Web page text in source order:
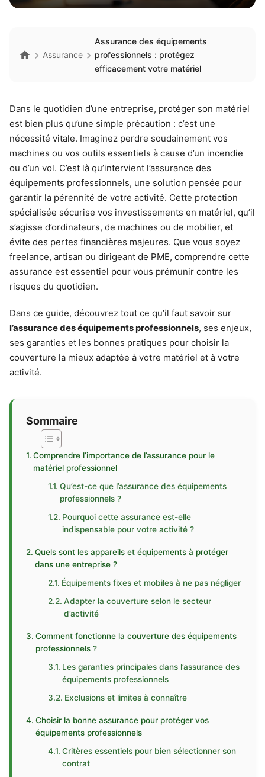
Assurance
Assurance des équipements
professionnels : protégez
efficacement votre matériel
Dans le quotidien d’une entreprise, protéger son matériel
est bien plus qu’une simple précaution : c’est une
nécessité vitale. Imaginez perdre soudainement vos
machines ou vos outils essentiels à cause d’un incendie
ou d’un vol. C’est là qu’intervient l’assurance des
équipements professionnels, une solution pensée pour
garantir la pérennité de votre activité. Cette protection
spécialisée sécurise vos investissements en matériel, qu’il
s’agisse d’ordinateurs, de machines ou de mobilier, et
évite des pertes financières majeures. Que vous soyez
freelance, artisan ou dirigeant de PME, comprendre cette
assurance est essentiel pour vous prémunir contre les
risques du quotidien.
Dans ce guide, découvrez tout ce qu’il faut savoir sur
l’assurance des équipements professionnels, ses enjeux,
ses garanties et les bonnes pratiques pour choisir la
couverture la mieux adaptée à votre matériel et à votre
activité.
Sommaire
Comprendre l’importance de l’assurance pour le
matériel professionnel
Qu’est-ce que l’assurance des équipements
professionnels ?
Pourquoi cette assurance est-elle
indispensable pour votre activité ?
Quels sont les appareils et équipements à protéger
dans une entreprise ?
Équipements fixes et mobiles à ne pas négliger
Adapter la couverture selon le secteur
d’activité
Comment fonctionne la couverture des équipements
professionnels ?
Les garanties principales dans l’assurance des
équipements professionnels
Exclusions et limites à connaître
Choisir la bonne assurance pour protéger vos
équipements professionnels
Critères essentiels pour bien sélectionner son
contrat